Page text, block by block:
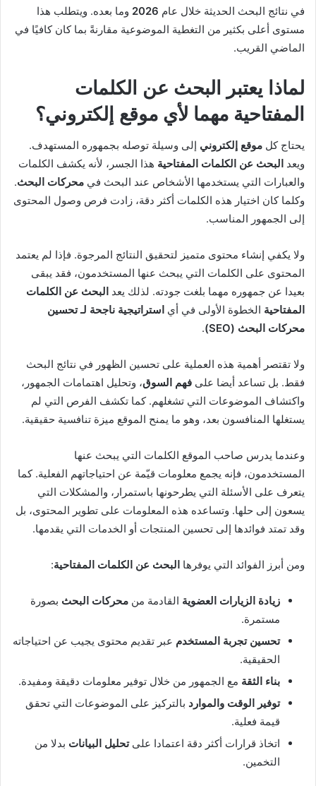
في نتائج البحث الحديثة خلال عام 2026 وما بعده. ويتطلب هذا
مستوى أعلى بكثير من التغطية الموضوعية مقارنةً بما كان كافيًا في
الماضي القريب.
لماذا يعتبر البحث عن الكلمات
المفتاحية مهما لأي موقع إلكتروني؟
يحتاج كل موقع إلكتروني إلى وسيلة توصله بجمهوره المستهدف.
ويعد البحث عن الكلمات المفتاحية هذا الجسر، لأنه يكشف الكلمات
والعبارات التي يستخدمها الأشخاص عند البحث في محركات البحث.
وكلما كان اختيار هذه الكلمات أكثر دقة، زادت فرص وصول المحتوى
إلى الجمهور المناسب.
ولا يكفي إنشاء محتوى متميز لتحقيق النتائج المرجوة. فإذا لم يعتمد
المحتوى على الكلمات التي يبحث عنها المستخدمون، فقد يبقى
بعيدا عن جمهوره مهما بلغت جودته. لذلك يعد البحث عن الكلمات
المفتاحية الخطوة الأولى في أي استراتيجية ناجحة لـ تحسين
محركات البحث (SEO)
.
ولا تقتصر أهمية هذه العملية على تحسين الظهور في نتائج البحث
فقط. بل تساعد أيضا على فهم السوق، وتحليل اهتمامات الجمهور،
واكتشاف الموضوعات التي تشغلهم. كما تكشف الفرص التي لم
يستغلها المنافسون بعد، وهو ما يمنح الموقع ميزة تنافسية حقيقية.
وعندما يدرس صاحب الموقع الكلمات التي يبحث عنها
المستخدمون، فإنه يجمع معلومات قيّمة عن احتياجاتهم الفعلية. كما
يتعرف على الأسئلة التي يطرحونها باستمرار، والمشكلات التي
يسعون إلى حلها. وتساعده هذه المعلومات على تطوير المحتوى، بل
وقد تمتد فوائدها إلى تحسين المنتجات أو الخدمات التي يقدمها.
ومن أبرز الفوائد التي يوفرها البحث عن الكلمات المفتاحية:
زيادة الزيارات العضوية القادمة من محركات البحث بصورة
مستمرة.
تحسين تجربة المستخدم عبر تقديم محتوى يجيب عن احتياجاته
الحقيقية.
بناء الثقة مع الجمهور من خلال توفير معلومات دقيقة ومفيدة.
توفير الوقت والموارد بالتركيز على الموضوعات التي تحقق
قيمة فعلية.
اتخاذ قرارات أكثر دقة اعتمادا علىتحليل البيانات بدلا من
التخمين.